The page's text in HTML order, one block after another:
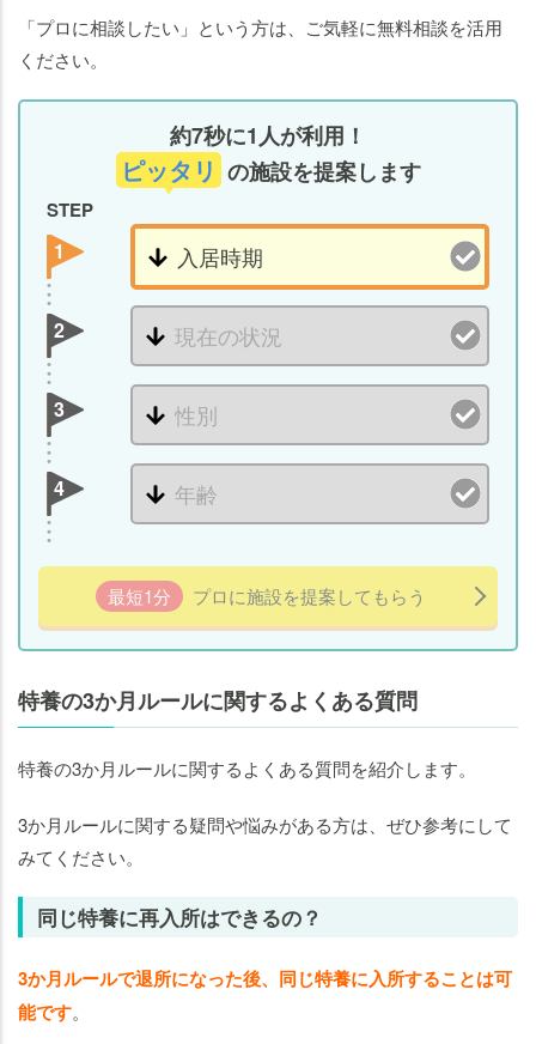
「プロに相談したい」という方は、ご気軽に無料相談を活用
ください。
約7秒に1人が利用！
ピッタリ の施設を提案します
STEP
1
2
3
4
最短1分 プロに施設を提案してもらう
特養の3か月ルールに関するよくある質問
特養の3か月ルールに関するよくある質問を紹介します。
3か月ルールに関する疑問や悩みがある方は、ぜひ参考にして
みてください。
同じ特養に再入所はできるの？
3か月ルールで退所になった後、同じ特養に入所することは可
能です。